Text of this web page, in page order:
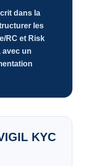
dans la
les
RC et Risk
avec un
KYC